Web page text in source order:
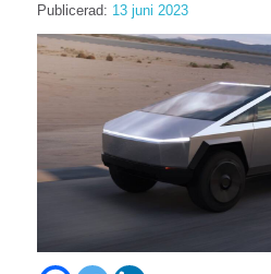
Publicerad: 13 juni 2023